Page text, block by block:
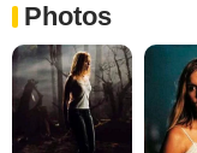
Photos